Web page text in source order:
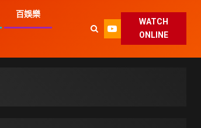
百娛樂
WATCH
ONLINE